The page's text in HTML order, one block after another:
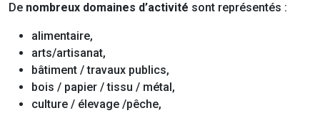
De nombreux domaines d’activité sont représentés :
alimentaire,
arts/artisanat,
bâtiment / travaux publics,
bois / papier / tissu / métal,
culture / élevage /pêche,